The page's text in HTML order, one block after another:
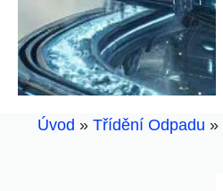
Úvod » Třídění Odpadu »